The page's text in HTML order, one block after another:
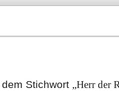
Stichwort „Herr der